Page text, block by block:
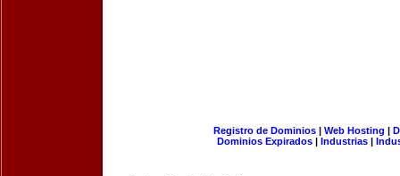
Registro de Dominios| Web Hosting |
Dominios Expirados | Industrias |